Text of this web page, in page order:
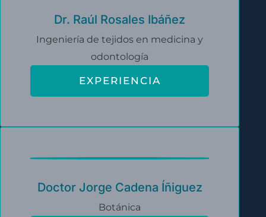
Dr. Raúl Rosales Ibáñez
Ingeniería de tejidos en medicina y
odontología
EXPERIENCIA
Doctor Jorge Cadena Íñiguez
Botánica